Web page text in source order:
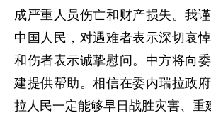
成严重人员伤亡和财产损失。我
中国人民，对遇难者表示深切哀
和伤者表示诚挚慰问。中方将向
建提供帮助。相信在委内瑞拉政
拉人民一定能够早日战胜灾害、重